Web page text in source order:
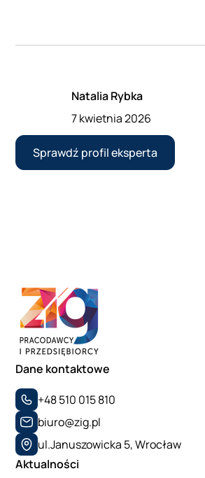
Natalia Rybka
7 kwietnia 2026
Sprawdź profil eksperta
Dane kontaktowe
+48 510 015 810
biuro@zig.pl
ul.Januszowicka 5, Wrocław
Aktualności